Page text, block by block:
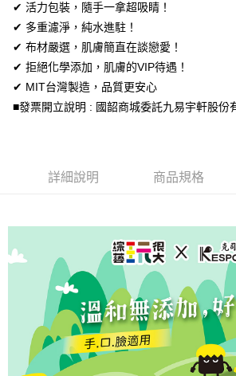
AFTEE先享後付是「在收到商品之後才付款」的支
便利好安心！
１．簡單：不需註冊會員、不需綁卡、不需儲值。
２．便利：只要手機號碼，簡訊認證，即可結帳。
３．安心：先確認商品／服務後，再付款。
１．於結帳方式選擇「AFTEE先享後付」後，將跳
ATM／網路銀行／等多元方式進行付款，方視為交
※ 請注意：結帳手續完成當下不需立刻繳費，但若
※ 交易是否成功請以「AFTEE先享後付 」之結帳
是否繳費成功／繳費後需取消欲退款等相關疑問，
客戶支援中心」
https://
【注意事項】
１．透過由恩沛科技股份有限公司提供之「AFTEE
易，需依本服務之必要範圍內提供個人資料，並將
權轉讓予恩沛科技股份有限公司。
２．關於個人資料處理事宜，請瀏覽以下網址：
https://aftee.tw/terms/#terms3
３．未成年的使用者請事先徵得法定代理人或監護
ATM付款
運送方式
宅配
每筆NT$150，滿NT$1,500(含以上)免運費
✔ 活力包裝，隨手一拿超吸睛！
✔ 多重濾淨，純水進駐！
✔ 布材嚴選，肌膚簡直在談戀愛！
✔ 拒絕化學添加，肌膚的VIP待遇！
✔ MIT台灣製造，品質更安心
■發票開立說明 : 國韶商城委託九易宇軒股份
詳細說明 商品規格